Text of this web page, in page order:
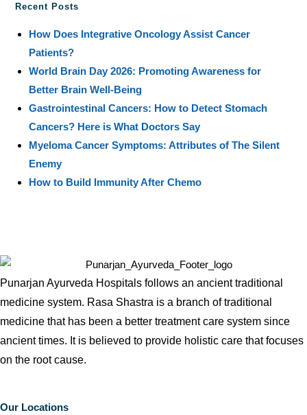
Recent Posts
How Does Integrative Oncology Assist Cancer
Patients?
World Brain Day 2026: Promoting Awareness for
Better Brain Well-Being
Gastrointestinal Cancers: How to Detect Stomach
Cancers? Here is What Doctors Say
Myeloma Cancer Symptoms: Attributes of The Silent
Enemy
How to Build Immunity After Chemo
Punarjan Ayurveda Hospitals follows an ancient traditional
medicine system. Rasa Shastra is a branch of traditional
medicine that has been a better treatment care system since
ancient times. It is believed to provide holistic care that focuses
on the root cause.
Our Locations